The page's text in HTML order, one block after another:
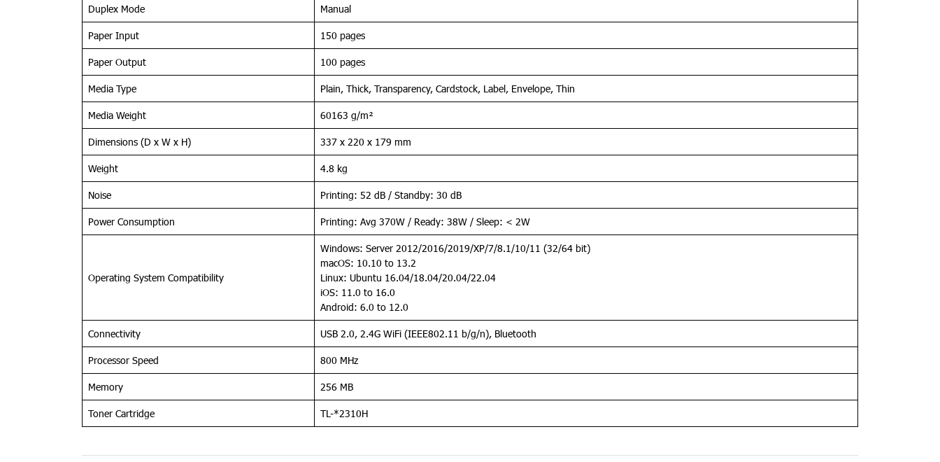
Duplex Mode
Manual
Paper Input
150 pages
Paper Output
100 pages
Media Type
Plain, Thick, Transparency, Cardstock, Label, Envelope, Thin
Media Weight
60163 g/m²
Dimensions (D x W x H)
337 x 220 x 179 mm
Weight
4.8 kg
Noise
Printing: 52 dB / Standby: 30 dB
Power Consumption
Printing: Avg 370W / Ready: 38W / Sleep: < 2W
Operating System Compatibility
Windows: Server 2012/2016/2019/XP/7/8.1/10/11 (32/64 bit)
macOS: 10.10 to 13.2
Linux: Ubuntu 16.04/18.04/20.04/22.04
iOS: 11.0 to 16.0
Android: 6.0 to 12.0
Connectivity
USB 2.0, 2.4G WiFi (IEEE802.11 b/g/n), Bluetooth
Processor Speed
800 MHz
Memory
256 MB
Toner Cartridge
TL-*2310H